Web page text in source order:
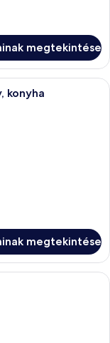
megtekintése
szoba, amelyben egy
konyha
megtekintése
szoba két ággyal, egy